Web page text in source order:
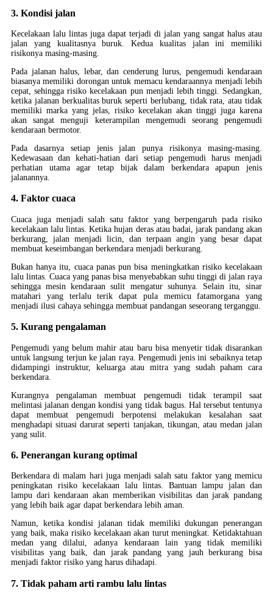
3. Kondisi jalan
Kecelakaan lalu lintas juga dapat terjadi di jalan yang sangat halus atau
jalan yang kualitasnya buruk. Kedua kualitas jalan ini memiliki
risikonya masing-masing.
Pada jalanan halus, lebar, dan cenderung lurus, pengemudi kendaraan
biasanya memiliki dorongan untuk memacu kendaraannya menjadi lebih
cepat, sehingga risiko kecelakaan pun menjadi lebih tinggi. Sedangkan,
ketika jalanan berkualitas buruk seperti berlubang, tidak rata, atau tidak
memiliki marka yang jelas, risiko kecelakan akan tinggi juga karena
akan sangat menguji keterampilan mengemudi seorang pengemudi
kendaraan bermotor.
Pada dasarnya setiap jenis jalan punya risikonya masing-masing.
Kedewasaan dan kehati-hatian dari setiap pengemudi harus menjadi
perhatian utama agar tetap bijak dalam berkendara apapun jenis
jalanannya.
4. Faktor cuaca
Cuaca juga menjadi salah satu faktor yang berpengaruh pada risiko
kecelakaan lalu lintas. Ketika hujan deras atau badai, jarak pandang akan
berkurang, jalan menjadi licin, dan terpaan angin yang besar dapat
membuat keseimbangan berkendara menjadi berkurang.
Bukan hanya itu, cuaca panas pun bisa meningkatkan risiko kecelakaan
lalu lintas. Cuaca yang panas bisa menyebabkan suhu tinggi di jalan raya
sehingga mesin kendaraan sulit mengatur suhunya. Selain itu, sinar
matahari yang terlalu terik dapat pula memicu fatamorgana yang
menjadi ilusi cahaya sehingga membuat pandangan seseorang terganggu.
5. Kurang pengalaman
Pengemudi yang belum mahir atau baru bisa menyetir tidak disarankan
untuk langsung terjun ke jalan raya. Pengemudi jenis ini sebaiknya tetap
didampingi instruktur, keluarga atau mitra yang sudah paham cara
berkendara.
Kurangnya pengalaman membuat pengemudi tidak terampil saat
melintasi jalanan dengan kondisi yang tidak bagus. Hal tersebut tentunya
dapat membuat pengemudi berpotensi melakukan kesalahan saat
menghadapi situasi darurat seperti tanjakan, tikungan, atau medan jalan
yang sulit.
6. Penerangan kurang optimal
Berkendara di malam hari juga menjadi salah satu faktor yang memicu
peningkatan risiko kecelakaan lalu lintas. Bantuan lampu jalan dan
lampu dari kendaraan akan memberikan visibilitas dan jarak pandang
yang lebih baik agar dapat berkendara lebih aman.
Namun, ketika kondisi jalanan tidak memiliki dukungan penerangan
yang baik, maka risiko kecelakaan akan turut meningkat. Ketidaktahuan
medan yang dilalui, adanya kendaraan lain yang tidak memiliki
visibilitas yang baik, dan jarak pandang yang jauh berkurang bisa
menjadi faktor risiko yang harus dihadapi.
7. Tidak paham arti rambu lalu lintas